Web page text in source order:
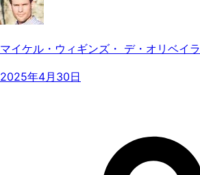
マイケル・ウィギンズ・ デ・オリベイラ
2025年4月30日